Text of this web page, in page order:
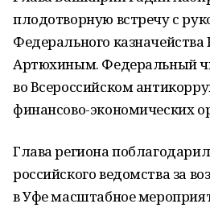
плодотворную встречу с
Федерального
Артюхиным. Федеральный
во Всероссийском
финансово-экономических
Глава региона
российского ведомства за
в Уфе масштабное